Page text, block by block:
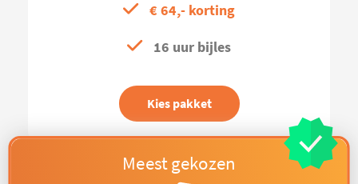
€ 64,- korting
16 uur bijles
Kies pakket